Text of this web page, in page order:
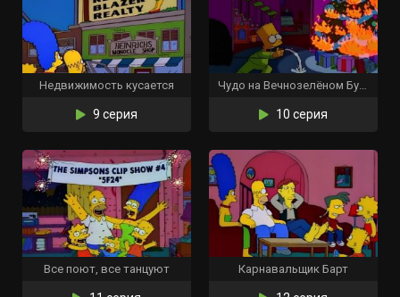
Недвижимость кусается
9 серия
Чудо на Вечнозелёном Бульваре
10 серия
Все поют, все танцуют Карнавальщик Барт